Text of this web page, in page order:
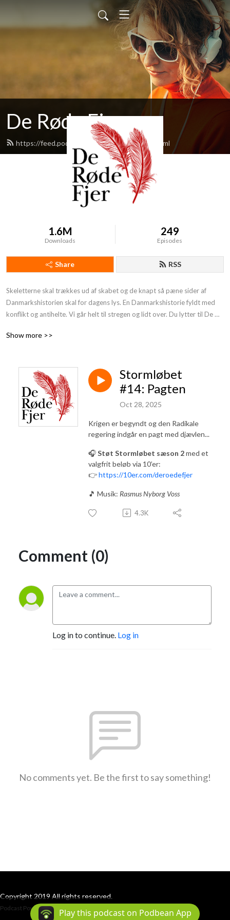
De Røde Fjer
https://feed.podbean.com/deroedefjer/feed.xml
1.6M
Downloads
249
Episodes
Share RSS
Skeletterne skal trækkes ud af skabet og de knapt så pæne sider af
Danmarkshistorien skal for dagens lys. En Danmarkshistorie fyldt med
konflikt og antihelte. Vi går helt til stregen og lidt over. Du lytter til De
din podcast:https: //deroedefjer.10er.app/
Show more >>
Stormløbet
#14: Pagten
Oct 28, 2025
Krigen er begyndt og den Radikale
regering indgår en pagt med djævlen...
🎧Støt Stormløbet sæson 2med et
valgfrit beløb via 10’er:
👉https://10er.com/deroedefjer
🎵 Musik: Rasmus Nyborg Voss
4.3K
Comment (0)
Log in to continue. Log in
No comments yet. Be the first to say something!
Copyright 2019 All rights reserved.
Podcast Powered By Podbean
Play this podcast on Podbean App